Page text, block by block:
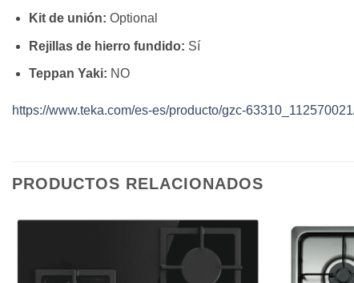
Kit de unión: Optional
Rejillas de hierro fundido: Sí
Teppan Yaki: NO
https://www.teka.com/es-es/producto/gzc-
PRODUCTOS RELACIONADOS